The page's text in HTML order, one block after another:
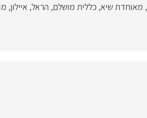
, מאוחדת שיא, כללית מושלם, הראל, איילון,